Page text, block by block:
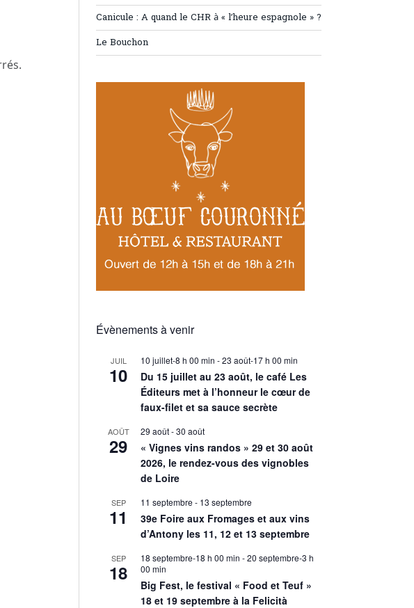
Canicule : A quand le CHR à « l’heure espagnole » ?
Le Bouchon
Évènements à venir
JUIL
10
10 juillet-8 h 00 min -23 août-17 h 00 min
Du 15 juillet au 23 août, le café Les
Éditeurs met à l’honneur le cœur de
faux-filet et sa sauce secrète
AOÛT
29
29 août-30 août
« Vignes vins randos » 29 et 30 août
2026, le rendez-vous des vignobles
de Loire
SEP
11
11 septembre - 13 septembre
39e Foire aux Fromages et aux vins
d’Antony les 11, 12 et 13 septembre
SEP
18
18 septembre-18 h 00 min -20 septembre-3 h
00 min
Big Fest, le festival « Food et Teuf »
18 et 19 septembre à la Felicità